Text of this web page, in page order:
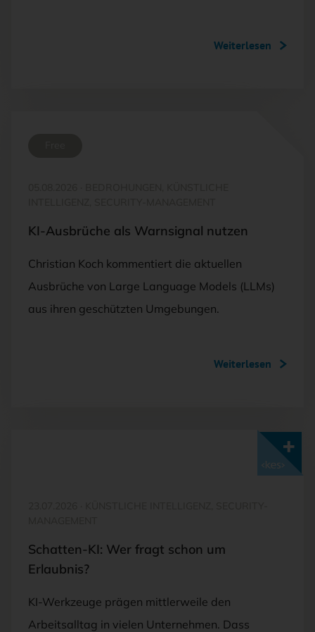
Weiterlesen
KI-Ausbrüche als Warnsignal nutzen
Christian Koch kommentiert die aktuellen
Ausbrüche von Large Language Models (LLMs)
aus ihren geschützten Umgebungen.
Weiterlesen
Schatten-KI: Wer fragt schon um
Erlaubnis?
KI-Werkzeuge prägen mittlerweile den
Arbeitsalltag in vielen Unternehmen. Dass